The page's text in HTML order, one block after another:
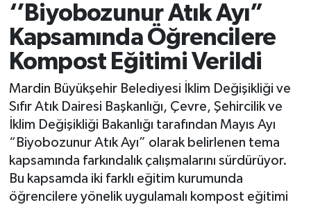
‘’Biyobozunur Atık Ayı”
Kapsamında Öğrencilere
Kompost Eğitimi Verildi
Mardin Büyükşehir Belediyesi İklim Değişikliği ve
Sıfır Atık Dairesi Başkanlığı, Çevre, Şehircilik ve
İklim Değişikliği Bakanlığı tarafından Mayıs Ayı
“Biyobozunur Atık Ayı” olarak belirlenen tema
kapsamında farkındalık çalışmalarını sürdürüyor.
Bu kapsamda iki farklı eğitim kurumunda
öğrencilere yönelik uygulamalı kompost eğitimi
Mardin Namaz Vakitleri
Mardin Trafik Yoğunluk Haritası
Süper Lig Puan Durumu ve Fikstür
Tüm Manşetler
Son Dakika Haberleri
Haber Arşivi